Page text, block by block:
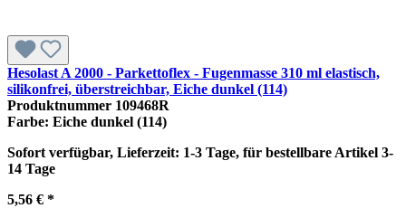
Hesolast A 2000 - Parkettoflex - Fugenmasse 310 ml elastisch,
silikonfrei, überstreichbar, Eiche dunkel (114)
Produktnummer 109468R
Farbe: Eiche dunkel (114)
Sofort verfügbar, Lieferzeit: 1-3 Tage, für bestellbare Artikel 3-
14 Tage
5,56 € *